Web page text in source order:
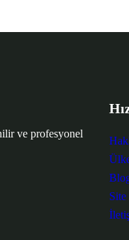
ve profesyonel
Site